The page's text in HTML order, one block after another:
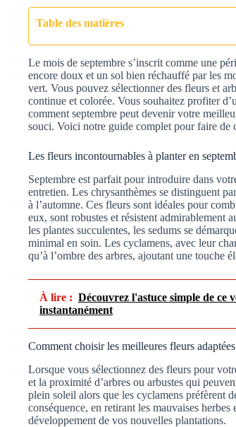
Table des matières
Le mois de septembre s’inscrit comme une
encore doux et un sol bien réchauffé par les
vert. Vous pouvez sélectionner des fleurs et
continue et colorée. Vous souhaitez profiter
comment septembre peut devenir votre
souci. Voici notre guide complet pour faire de
Les fleurs incontournables à planter en
Septembre est parfait pour introduire dans
entretien. Les chrysanthèmes se distinguent
à l’automne. Ces fleurs sont idéales pour
eux, sont robustes et résistent admirablement
les plantes succulentes, les sedums se
minimal en soin. Les cyclamens, avec leur
qu’à l’ombre des arbres, ajoutant une touche
À lire : Découvrez l'astuce simple de
instantanément
Comment choisir les meilleures fleurs
Lorsque vous sélectionnez des fleurs pour
et la proximité d’arbres ou arbustes qui
plein soleil alors que les cyclamens préfèrent
conséquence, en retirant les mauvaises
développement de vos nouvelles plantations.